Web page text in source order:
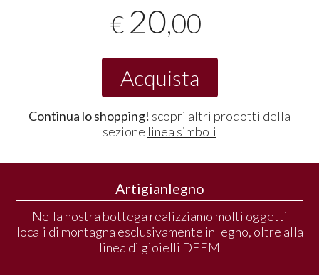
€ 20,00
Acquista
Continua lo shopping! scopri altri prodotti della
sezione linea simboli
Artigianlegno
Nella nostra bottega realizziamo molti oggetti
locali di montagna esclusivamente in legno, oltre alla
linea di gioielli DEEM